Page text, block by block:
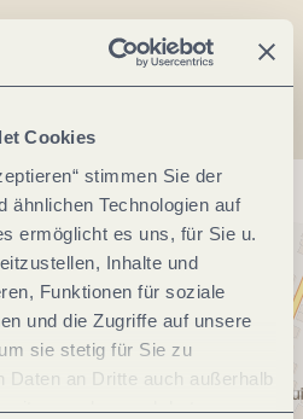
Cookies
stimmen Sie der
ähnlichen Technologien auf
ermöglicht es uns, für Sie u.
Inhalte und
Funktionen für soziale
und die Zugriffe auf unsere
sie stetig für Sie zu
Daten an Dritte auch außerhalb
und dort